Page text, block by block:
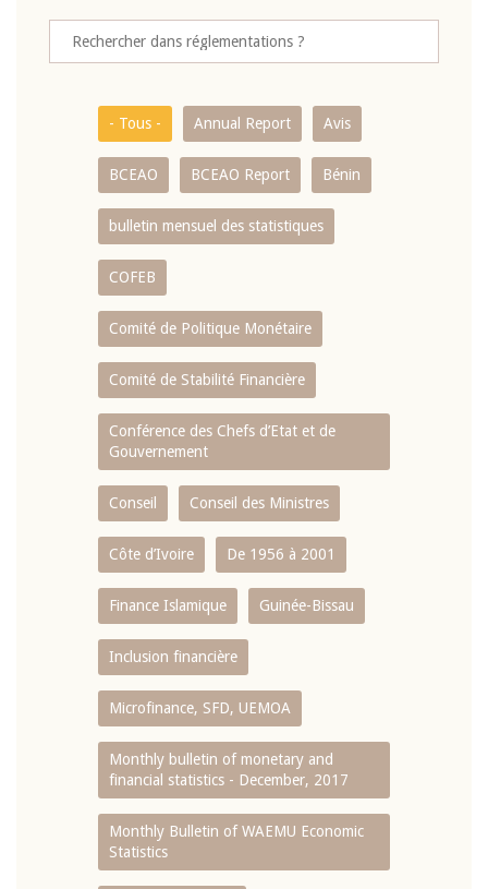
- Tous - Annual Report Avis
BCEAO BCEAO Report Bénin
bulletin mensuel des statistiques
COFEB
Comité de Politique Monétaire
Comité de Stabilité Financière
Conférence des Chefs d’Etat et de
Gouvernement
Conseil Conseil des Ministres
Côte d’Ivoire De 1956 à 2001
Finance Islamique Guinée-Bissau
Inclusion financière
Microfinance, SFD, UEMOA
Monthly bulletin of monetary and
financial statistics - December, 2017
Monthly Bulletin of WAEMU Economic
Statistics